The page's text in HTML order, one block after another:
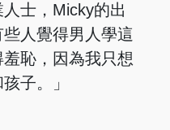
士，Micky的出
人覺得男人學這
恥，因為我只想
子。」